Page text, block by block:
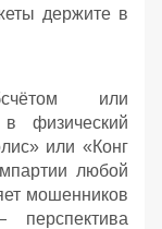
держите в
или
в физический
или «Конг
любой
мошенников